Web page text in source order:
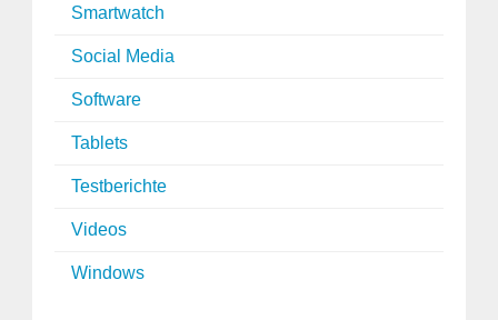
Smartwatch
Social Media
Software
Tablets
Testberichte
Videos
Windows